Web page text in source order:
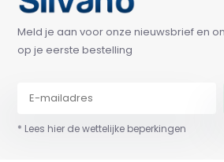
Meld je aan voor onze nieuwsbrief en
op je eerste bestelling
* Lees hier de wettelijke beperkingen